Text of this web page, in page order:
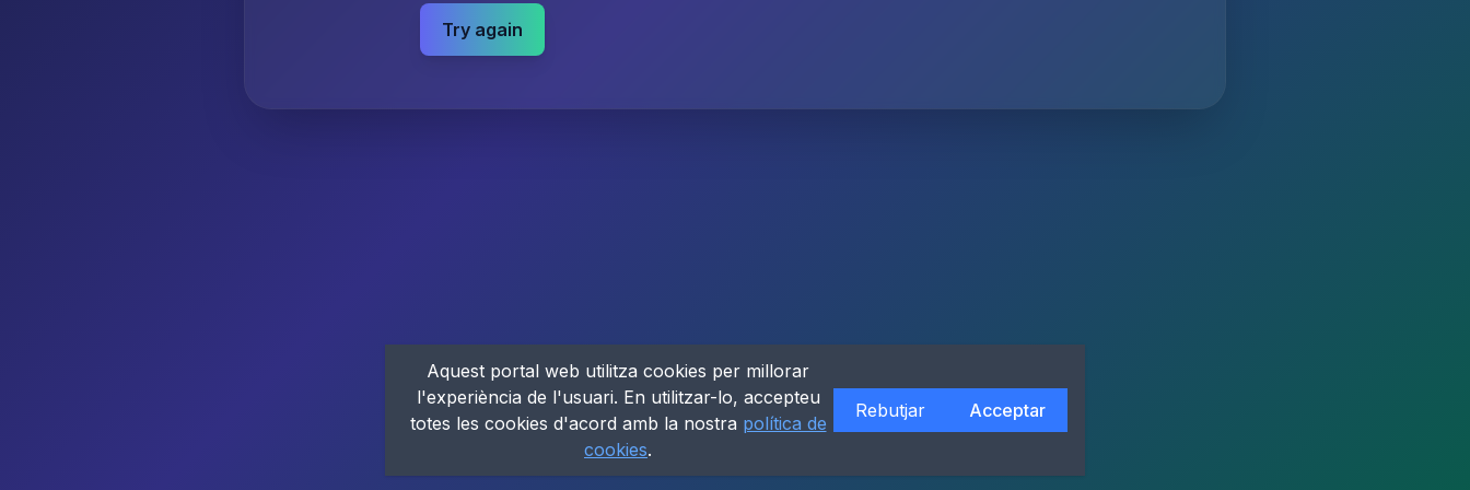
Try again
Aquest portal web utilitza cookies per millorar
l'experiència de l'usuari. En utilitzar-lo, accepteu
totes les cookies d'acord amb la nostra política de
cookies.
Rebutjar Acceptar